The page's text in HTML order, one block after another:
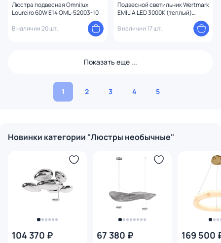
Люстра подвесная Omnilux
Loureiro 60W E14 OML-52003-10
В наличии 20 шт.
Подвесной светильник Wertmark
EMILIA LED 3000К (теплый)
В наличии 17 шт.
Показать еще ...
1 2 3 4 5
Новинки категории "Люстры необычные"
104 370 ₽ 67 380 ₽ 169 500